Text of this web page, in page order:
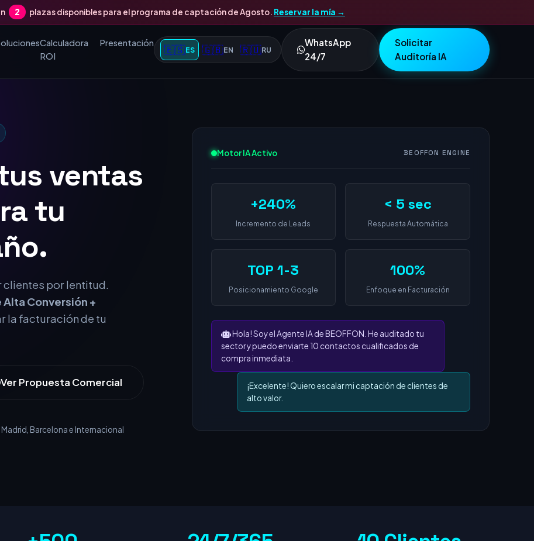
2 plazas disponibles para el programa de captación de Agosto. Reservar la mía →
Calculadora
ROI
Presentación
🇪🇸ES 🇬🇧EN 🇷🇺RU
WhatsApp
24/7
Solicitar
Auditoría IA
ventas
1 en
por lentitud.
Conversión +
+240%
Incremento de Leads
< 5 sec
Respuesta Automática
TOP 1-3
Posicionamiento Google
100%
Enfoque en Facturación
Hola! Soy el Agente IA de BEOFFON. He auditado tu
sector y puedo enviarte 10 contactos cualificados de
compra inmediata.
¡Excelente! Quiero escalar mi captación de clientes de